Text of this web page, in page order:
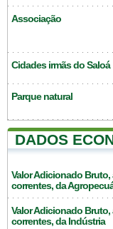
Associação
Cidades irmãs do Saloá
Parque natural
DADOS
Valor Adicionado Bruto,
correntes, da
Valor Adicionado Bruto,
correntes, da Indústria